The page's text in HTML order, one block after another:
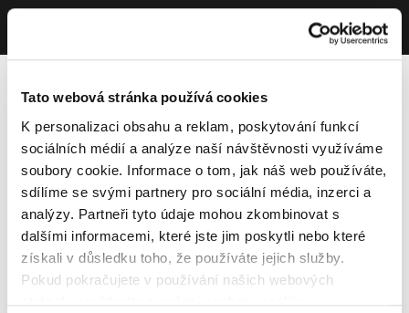
Tato webová stránka používá cookies
K personalizaci obsahu a reklam, poskytování funkcí
sociálních médií a analýze naší návštěvnosti využíváme
soubory cookie. Informace o tom, jak náš web používáte,
sdílíme se svými partnery pro sociální média, inzerci a
analýzy. Partneři tyto údaje mohou zkombinovat s
dalšími informacemi, které jste jim poskytli nebo které
získali v důsledku toho, že používáte jejich služby.
Pokud pokračujete v používání našich webových